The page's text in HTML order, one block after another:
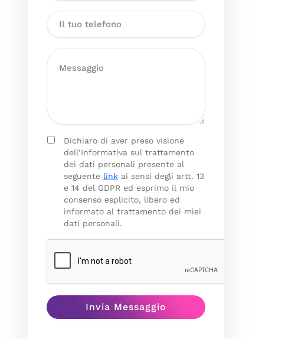
Dichiaro di aver preso visione
dell’Informativa sul trattamento
dei dati personali presente al
seguente linkai sensi degli artt. 13
e 14 del GDPR ed esprimo il mio
consenso esplicito, libero ed
informato al trattamento dei miei
dati personali.